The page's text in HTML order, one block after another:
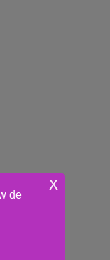
de
x